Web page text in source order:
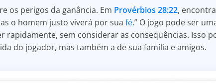
os perigos da ganância. Em Provérbios 28:22,
o homem justo viverá por sua fé.” O jogo pode ser
rapidamente, sem considerar as consequências. Isso
do jogador, mas também a de sua família e amigos.